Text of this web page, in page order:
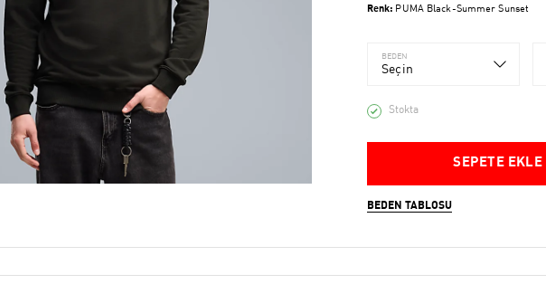
Renk: PUMA Black-Summer Sunset
BEDEN
Seçin
Stokta
SEPETE EKLE
BEDEN TABLOSU